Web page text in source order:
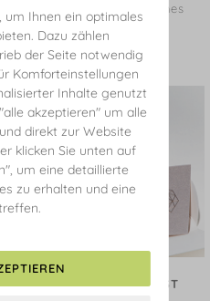
an der Freude eines
Verschenken Sie
Freude garantiert!
GUTSCHEIN PER POST
um Ihnen ein optimales
Dazu zählen
der Seite notwendig
Komforteinstellungen
Inhalte genutzt
akzeptieren" um alle
direkt zur Website
klicken Sie unten auf
um eine detaillierte
zu erhalten und eine